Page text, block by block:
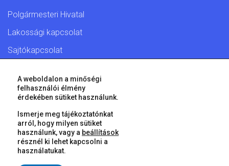
Polgármesteri Hivatal
Lakossági kapcsolat
Sajtókapcsolat
© 2026 Győr Megyei Jogú Város • Minden jog fenntartva!
A weboldalon a minőségi
felhasználói élmény
érdekében sütiket használunk.
Ismerje meg tájékoztatónkat
arról, hogy milyen sütiket
használunk, vagy a beállítások
résznél ki lehet kapcsolni a
használatukat.